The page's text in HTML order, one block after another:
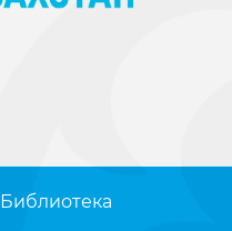
Библиотека